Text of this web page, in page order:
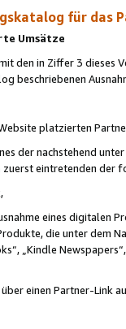
für das
Umsätze
den in Ziffer 3
beschriebenen
platzierten
der nachstehend
eintretenden der
eines digitalen
die unter dem
„Kindle
einen Partner-Link